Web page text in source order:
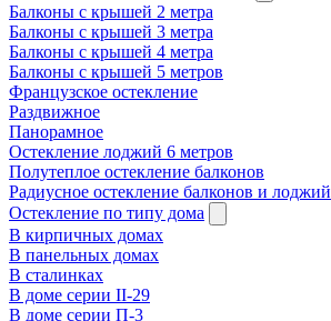
Балконы с крышей 2 метра
Балконы с крышей 3 метра
Балконы с крышей 4 метра
Балконы с крышей 5 метров
Французское остекление
Раздвижное
Панорамное
Остекление лоджий 6 метров
Полутеплое остекление балконов
Радиусное остекление балконов и лоджий
Остекление по типу дома
В кирпичных домах
В панельных домах
В сталинках
В доме серии II-29
В доме серии П-3